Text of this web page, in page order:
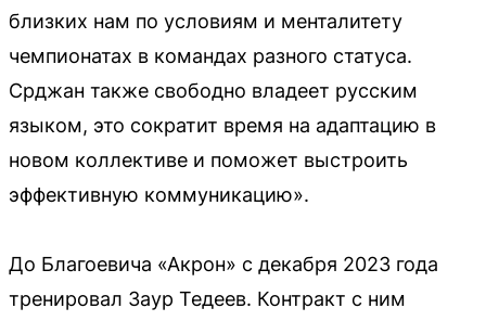
близких нам по условиям и менталитету
чемпионатах в командах разного статуса.
Срджан также свободно владеет русским
языком, это сократит время на адаптацию в
новом коллективе и поможет выстроить
эффективную коммуникацию».
До Благоевича «Акрон» с декабря 2023 года
тренировал Заур Тедеев. Контракт с ним